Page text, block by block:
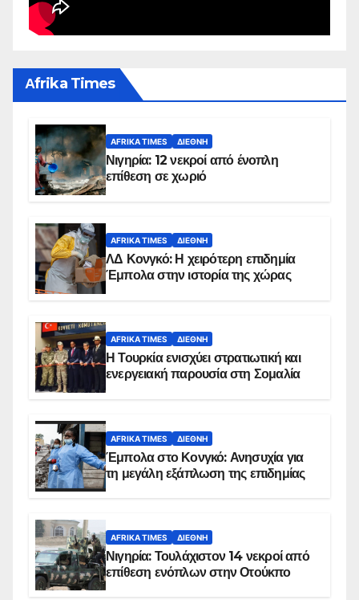
Αfrika Times
AFRIKA TIMES ΔΙΕΘΝΉ
Νιγηρία: 12 νεκροί από ένοπλη
επίθεση σε χωριό
AFRIKA TIMES ΔΙΕΘΝΉ
ΛΔ Κονγκό: Η χειρότερη επιδημία
Έμπολα στην ιστορία της χώρας
AFRIKA TIMES ΔΙΕΘΝΉ
Η Τουρκία ενισχύει στρατιωτική και
ενεργειακή παρουσία στη Σομαλία
AFRIKA TIMES ΔΙΕΘΝΉ
Έμπολα στο Κονγκό: Ανησυχία για
τη μεγάλη εξάπλωση της επιδημίας
AFRIKA TIMES ΔΙΕΘΝΉ
Νιγηρία: Τουλάχιστον 14 νεκροί από
επίθεση ενόπλων στην Οτούκπο